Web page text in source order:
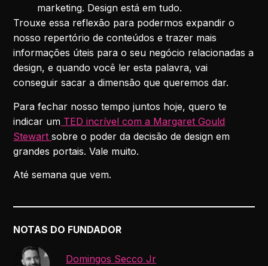
marketing. Design está em tudo.
Trouxe essa reflexão para podermos expandir o
nosso repertório de conteúdos e trazer mais
informações úteis para o seu negócio relacionadas a
design, e quando você ler esta palavra, vai
conseguir sacar a dimensão que queremos dar.
Para fechar nosso tempo juntos hoje, quero te
indicar um TED incrível com a Margaret Gould
Stewartsobre o poder da decisão de design em
grandes portais. Vale muito.
Até semana que vem.
NOTAS DO FUNDADOR
Domingos Secco Jr